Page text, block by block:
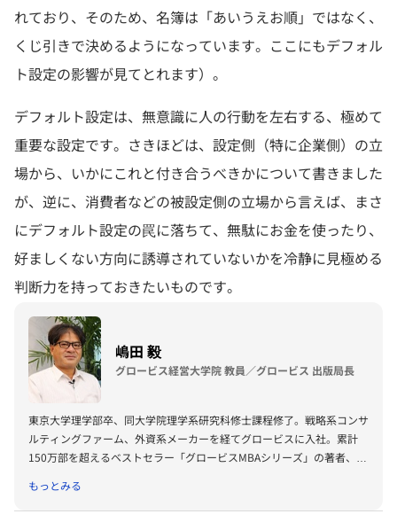
れており、そのため、名簿は「あいうえお順」ではなく、
くじ引きで決めるようになっています。ここにもデフォル
ト設定の影響が見てとれます）。
デフォルト設定は、無意識に人の行動を左右する、極めて
重要な設定です。さきほどは、設定側（特に企業側）の立
場から、いかにこれと付き合うべきかについて書きました
が、逆に、消費者などの被設定側の立場から言えば、まさ
にデフォルト設定の罠に落ちて、無駄にお金を使ったり、
好ましくない方向に誘導されていないかを冷静に見極める
判断力を持っておきたいものです。
嶋田 毅
グロービス経営大学院 教員／グロービス 出版局長
東京大学理学部卒、同大学院理学系研究科修士課程修了。戦略系コンサ
ルティングファーム、外資系メーカーを経てグロービスに入社。累計
150万部を超えるベストセラー「グロービスMBAシリーズ」の著者、プ
ング』『グロービスMBAキーワード 図解 基本ビジネス思考法45』
『グロービスMBAキーワード 図解 基本フレームワーク50』『ビジネ
もっとみる